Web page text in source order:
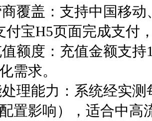
覆盖：支持中国移
付宝H5页面完成支付
额度：充值金额支
需求。
理能力：系统经实测
置影响），适合中高